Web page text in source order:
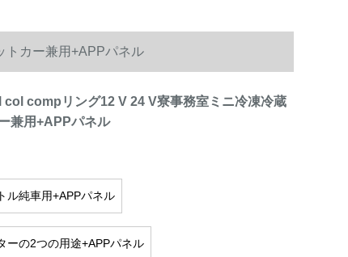
トカー兼用+APPパネル
compリング12 V 24 V寮事務室ミニ冷凍冷蔵
兼用+APPパネル
ル純車用+APPパネル
ーの2つの用途+APPパネル